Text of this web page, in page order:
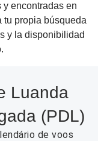
y encontradas en
tu propia búsqueda
y la disponibilidad
Luanda
(PDL)
de voos